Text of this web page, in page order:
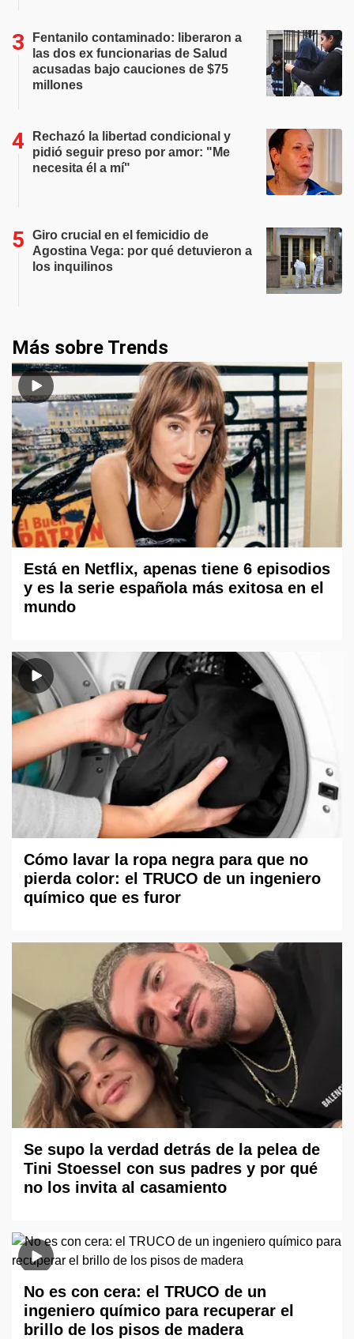
Fentanilo contaminado: liberaron a
las dos ex funcionarias de Salud
acusadas bajo cauciones de $75
millones
Rechazó la libertad condicional y
pidió seguir preso por amor: "Me
necesita él a mí"
Giro crucial en el femicidio de
Agostina Vega: por qué detuvieron a
los inquilinos
Más sobre Trends
Está en Netflix, apenas tiene 6 episodios
y es la serie española más exitosa en el
mundo
Cómo lavar la ropa negra para que no
pierda color: el TRUCO de un ingeniero
químico que es furor
Se supo la verdad detrás de la pelea de
Tini Stoessel con sus padres y por qué
no los invita al casamiento
No es con cera: el TRUCO de un
ingeniero químico para recuperar el
brillo de los pisos de madera